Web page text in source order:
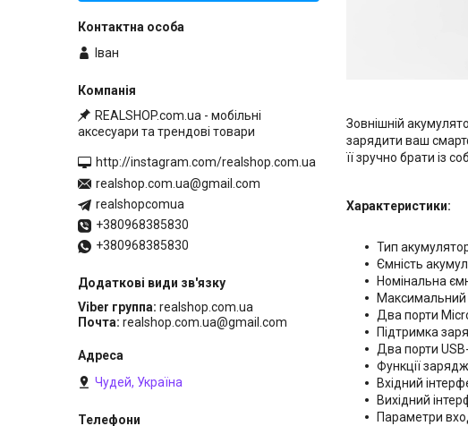
Зовнішній
зарядити ваш
її зручно брати із
Характеристики:
Тип
Ємність
Номінальна
Максимальний
Два порти
Підтримка
Два порти
Функції
Вхідний
Вихідний
Параметри
Іван
REALSHOP.com.ua - мобільні
аксесуари та трендові товари
http://instagram.com/realshop.com.ua
realshop.com.ua@gmail.com
realshopcomua
+380968385830
+380968385830
Viber группа realshop.com.ua
Почта realshop.com.ua@gmail.com
Чудей, Україна